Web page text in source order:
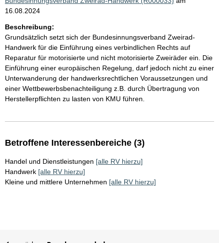
16.08.2024
Beschreibung:
Grundsätzlich setzt sich der Bundesinnungsverband Zweirad-
Handwerk für die Einführung eines verbindlichen Rechts auf
Reparatur für motorisierte und nicht motorisierte Zweiräder ein. Die
Einführung einer europäischen Regelung, darf jedoch nicht zu einer
Unterwanderung der handwerksrechtlichen Voraussetzungen und
einer Wettbewerbsbenachteiligung z.B. durch Übertragung von
Herstellerpflichten zu lasten von KMU führen.
Betroffene Interessenbereiche (3)
Handel und Dienstleistungen [alle RV hierzu]
Handwerk [alle RV hierzu]
Kleine und mittlere Unternehmen [alle RV hierzu]